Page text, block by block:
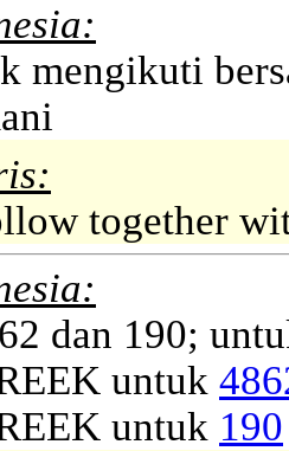
mengikuti
together
dan 190;
untuk
untuk 190